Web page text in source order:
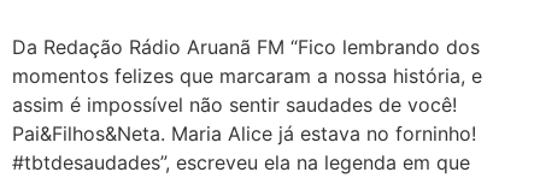
Da Redação Rádio Aruanã FM “Fico lembrando dos
momentos felizes que marcaram a nossa história, e
assim é impossível não sentir saudades de você!
Pai&Filhos&Neta. Maria Alice já estava no forninho!
#tbtdesaudades”, escreveu ela na legenda em que